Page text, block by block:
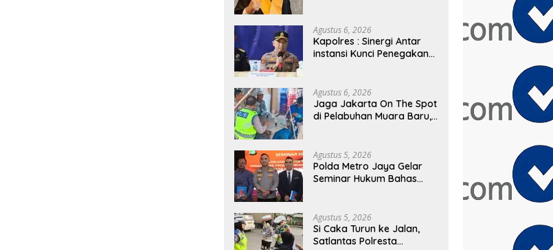
Agustus 6, 2026
Kapolres : Sinergi Antar
instansi Kunci Penegakan
Tanjung Priok Gagalkan
Penyelundupan Harley-
Davidson Bekas.
Agustus 6, 2026
Jaga Jakarta On The Spot
di Pelabuhan Muara Baru,
Kamtibmas Bersama
Masyarakat
Agustus 5, 2026
Polda Metro Jaya Gelar
Seminar Hukum Bahas
KUHAP Baru
Agustus 5, 2026
Si Caka Turun ke Jalan,
Satlantas Polresta